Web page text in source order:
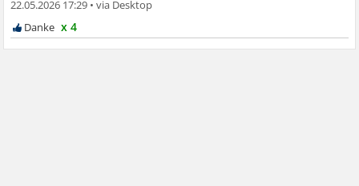
22.05.2026 17:29 •
x 4